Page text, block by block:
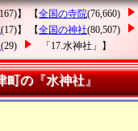
】 【全国の寺院(76,660)
(17)】 【全国の神社(80,507)
(29) 「17.水神社」 】
町の『水神社』